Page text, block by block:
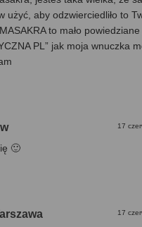
użyć, aby odzwierciedliło to
to mało powiedziane
PL” jak moja wnuczka
17
🙂
17